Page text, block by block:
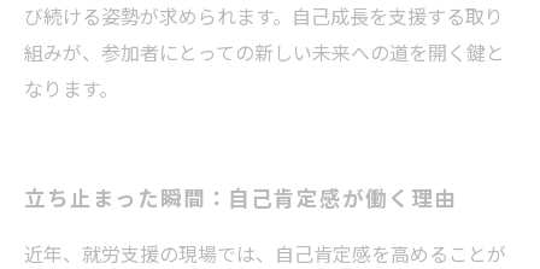
び続ける姿勢が求められます。自己成長を支援する取り
組みが、参加者にとっての新しい未来への道を開く鍵と
なります。
立ち止まった瞬間：自己肯定感が働く理由
近年、就労支援の現場では、自己肯定感を高めることが